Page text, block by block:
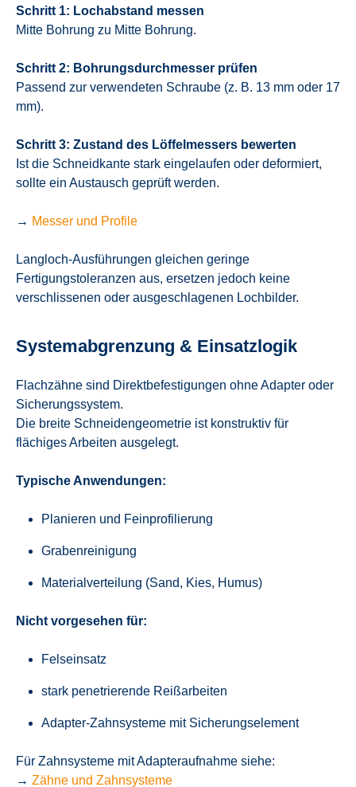
Schritt 1: Lochabstand messen
Mitte Bohrung zu Mitte Bohrung.
Schritt 2: Bohrungsdurchmesser prüfen
Passend zur verwendeten Schraube (z. B. 13 mm oder 17
mm).
Schritt 3: Zustand des Löffelmessers bewerten
Ist die Schneidkante stark eingelaufen oder deformiert,
sollte ein Austausch geprüft werden.
→ Messer und Profile
Langloch-Ausführungen gleichen geringe
Fertigungstoleranzen aus, ersetzen jedoch keine
verschlissenen oder ausgeschlagenen Lochbilder.
Systemabgrenzung & Einsatzlogik
Flachzähne sind Direktbefestigungen ohne Adapter oder
Sicherungssystem.
Die breite Schneidengeometrie ist konstruktiv für
flächiges Arbeiten ausgelegt.
Typische Anwendungen:
Planieren und Feinprofilierung
Grabenreinigung
Materialverteilung (Sand, Kies, Humus)
Nicht vorgesehen für:
Felseinsatz
stark penetrierende Reißarbeiten
Adapter-Zahnsysteme mit Sicherungselement
Für Zahnsysteme mit Adapteraufnahme siehe:
→ Zähne und Zahnsysteme